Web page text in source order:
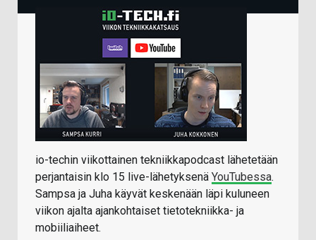
io-techin viikottainen tekniikkapodcast lähetetään
perjantaisin klo 15 live-lähetyksenä YouTubessa.
Sampsa ja Juha käyvät keskenään läpi kuluneen
viikon ajalta ajankohtaiset tietotekniikka- ja
mobiiliaiheet.